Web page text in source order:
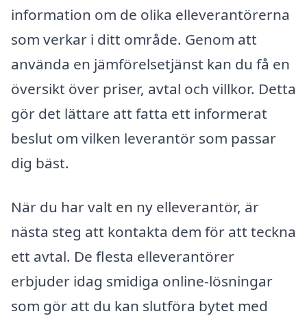
information om de olika elleverantörerna
som verkar i ditt område. Genom att
använda en jämförelsetjänst kan du få en
översikt över priser, avtal och villkor. Detta
gör det lättare att fatta ett informerat
beslut om vilken leverantör som passar
dig bäst.
När du har valt en ny elleverantör, är
nästa steg att kontakta dem för att teckna
ett avtal. De flesta elleverantörer
erbjuder idag smidiga online-lösningar
som gör att du kan slutföra bytet med